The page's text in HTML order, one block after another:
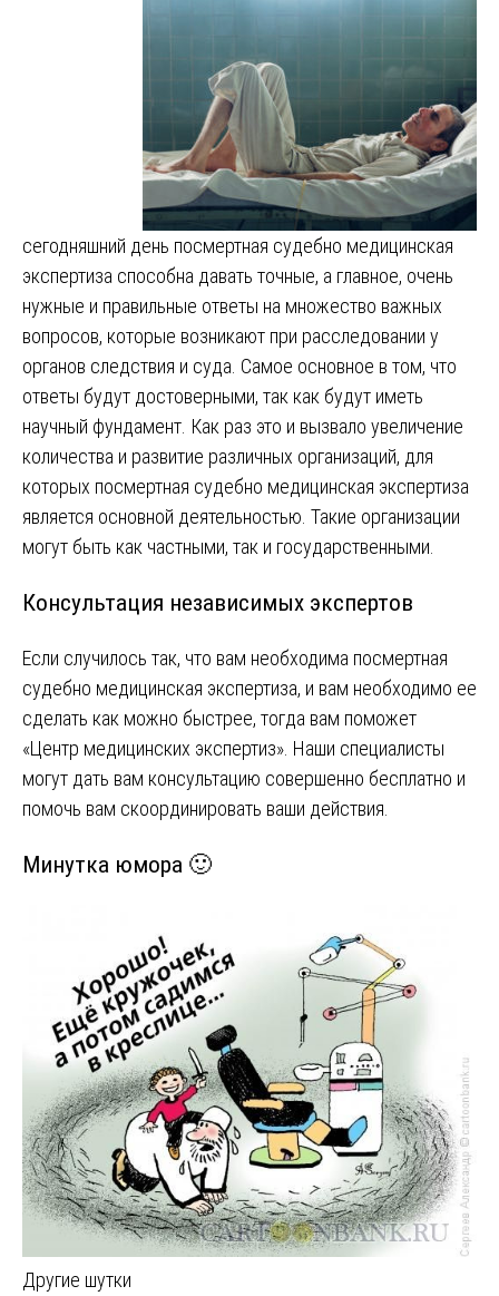
сегодняшний день посмертная судебно медицинская
экспертиза способна давать точные, а главное, очень
нужные и правильные ответы на множество важных
вопросов, которые возникают при расследовании у
органов следствия и суда. Самое основное в том, что
ответы будут достоверными, так как будут иметь
научный фундамент. Как раз это и вызвало увеличение
количества и развитие различных организаций, для
которых посмертная судебно медицинская экспертиза
является основной деятельностью. Такие организации
могут быть как частными, так и государственными.
Консультация независимых экспертов
Если случилось так, что вам необходима посмертная
судебно медицинская экспертиза, и вам необходимо ее
сделать как можно быстрее, тогда вам поможет
«Центр медицинских экспертиз». Наши специалисты
могут дать вам консультацию совершенно бесплатно и
помочь вам скоординировать ваши действия.
Минутка юмора 🙂
Другие шутки